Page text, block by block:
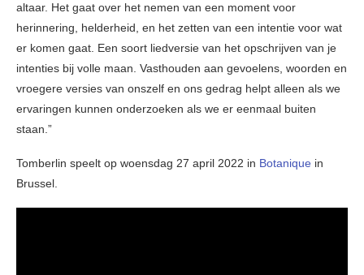
altaar. Het gaat over het nemen van een moment voor
herinnering, helderheid, en het zetten van een intentie voor wat
er komen gaat. Een soort liedversie van het opschrijven van je
intenties bij volle maan. Vasthouden aan gevoelens, woorden en
vroegere versies van onszelf en ons gedrag helpt alleen als we
ervaringen kunnen onderzoeken als we er eenmaal buiten
staan.”
Tomberlin speelt op woensdag 27 april 2022 in Botanique in
Brussel.